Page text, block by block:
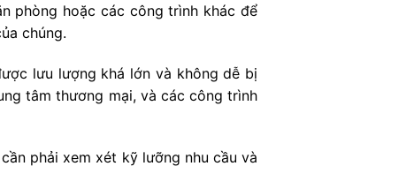
phòng hoặc các công trình khác để
chúng.
lưu lượng khá lớn và không dễ bị
tâm thương mại, và các công trình
phải xem xét kỹ lưỡng nhu cầu và